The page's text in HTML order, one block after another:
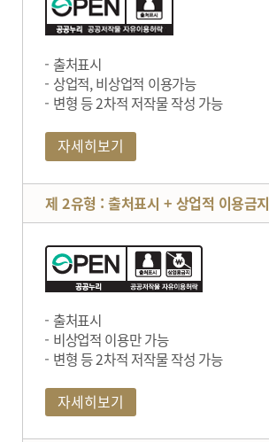
출처표시
상업적, 비상업적 이용가능
변형 등 2차적 저작물 작성 가능
자세히보기
제 2유형 : 출처표시 + 상업적 이용금지
출처표시
비상업적 이용만 가능
변형 등 2차적 저작물 작성 가능
자세히보기